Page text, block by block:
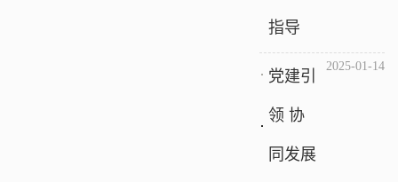
指导
党建引
领 协
同发展
2025-01-14